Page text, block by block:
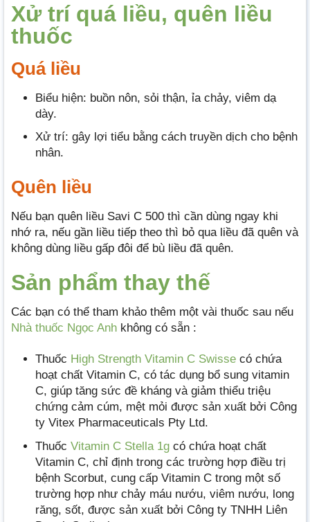
Xử trí quá liều, quên liều
thuốc
Quá liều
Biểu hiện: buồn nôn, sỏi thận, ỉa chảy, viêm dạ
dày.
Xử trí: gây lợi tiểu bằng cách truyền dịch cho bệnh
nhân.
Quên liều
Nếu bạn quên liều Savi C 500 thì cần dùng ngay khi
nhớ ra, nếu gần liều tiếp theo thì bỏ qua liều đã quên và
không dùng liều gấp đôi để bù liều đã quên.
Sản phẩm thay thế
Các bạn có thể tham khảo thêm một vài thuốc sau nếu
Nhà thuốc Ngọc Anh không có sẵn :
Thuốc High Strength Vitamin C Swisse có chứa
hoạt chất Vitamin C, có tác dụng bổ sung vitamin
C, giúp tăng sức đề kháng và giảm thiểu triệu
chứng cảm cúm, mệt mỏi được sản xuất bởi Công
ty Vitex Pharmaceuticals Pty Ltd.
Thuốc Vitamin C Stella 1g có chứa hoạt chất
Vitamin C, chỉ định trong các trường hợp điều trị
bệnh Scorbut, cung cấp Vitamin C trong một số
trường hợp như chảy máu nướu, viêm nướu, long
răng, sốt, được sản xuất bởi Công ty TNHH Liên